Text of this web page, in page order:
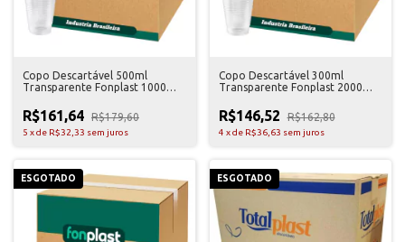
Copo Descartável 500ml
Transparente Fonplast 1000
R$161,64 R$179,60
5 xde R$32,33 sem juros
Copo Descartável 300ml
Transparente Fonplast 2000
R$146,52 R$162,80
4 xde R$36,63 sem juros
ESGOTADO ESGOTADO